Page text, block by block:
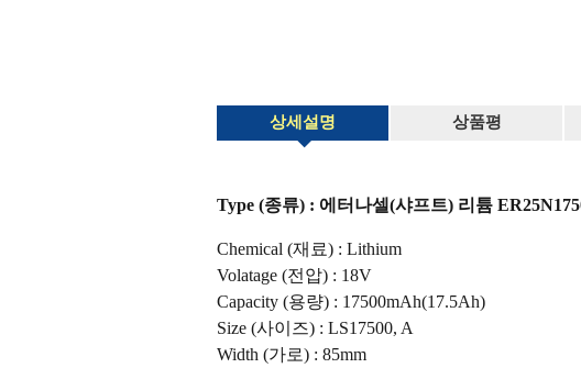
상세설명 상품평
Type (종류) : 에터나셀(샤프트) 리튬
Chemical (재료) : Lithium
Volatage (전압) : 18V
Capacity (용량) : 17500mAh(17.5Ah)
Size (사이즈) : LS17500, A
Width (가로) : 85mm